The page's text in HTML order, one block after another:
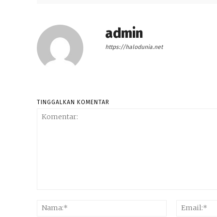
admin
https://halodunia.net
TINGGALKAN KOMENTAR
Nama:*